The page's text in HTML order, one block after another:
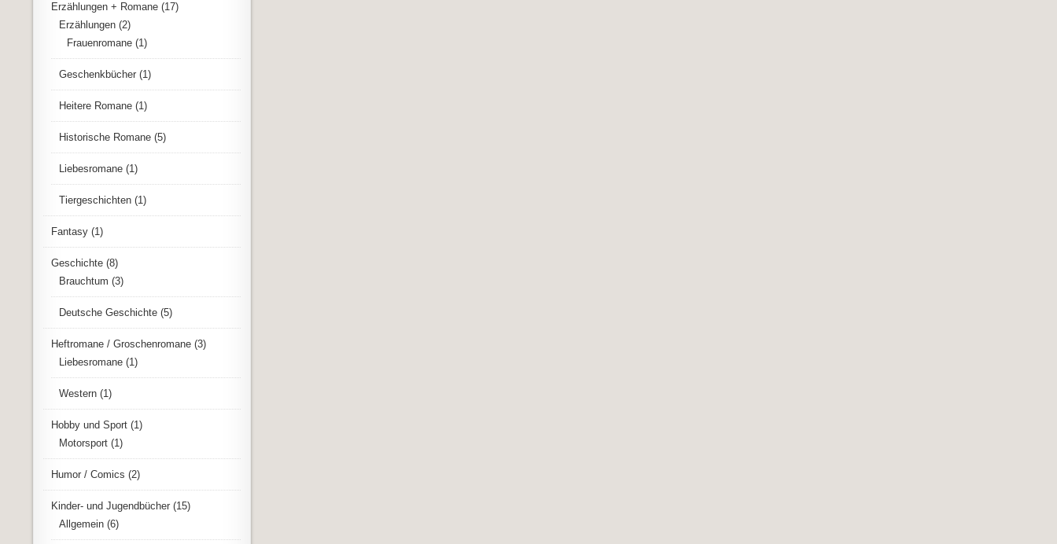
Erzählungen + Romane (17)
Erzählungen (2)
Frauenromane (1)
Geschenkbücher (1)
Heitere Romane (1)
Historische Romane (5)
Liebesromane (1)
Tiergeschichten (1)
Fantasy (1)
Geschichte (8)
Brauchtum (3)
Deutsche Geschichte (5)
Heftromane / Groschenromane (3)
Liebesromane (1)
Western (1)
Hobby und Sport (1)
Motorsport (1)
Humor / Comics (2)
Kinder- und Jugendbücher (15)
Allgemein (6)